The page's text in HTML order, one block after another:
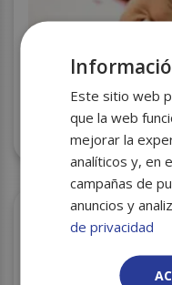
BANDEJA CORCHO
Este sitio web
que la web
mejorar la
analíticos y, en
campañas de
anuncios y
de privacidad